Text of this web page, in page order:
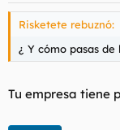
Risketete rebuznó:
¿ Y cómo pasas
Tu empresa tiene